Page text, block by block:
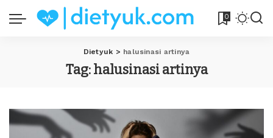
0
Dietyuk > halusinasi artinya
Tag:halusinasi artinya